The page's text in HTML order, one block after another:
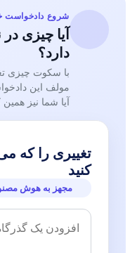
شروع دادخواست
آیا چیزی در
دارد؟
با سکوت چیزی
مولف این
آیا شما نیز
تغییری را که
کنید
مجهز به هوش